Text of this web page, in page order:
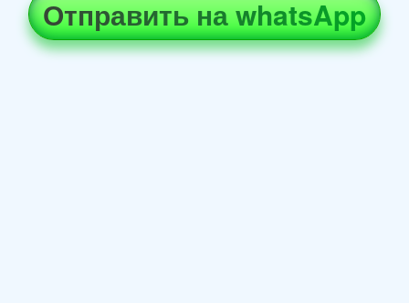
Отправить на whatsApp